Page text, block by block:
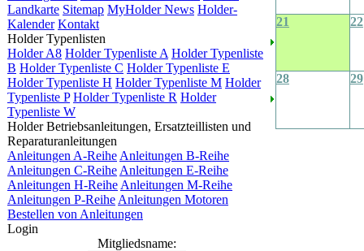
Landkarte Sitemap MyHolder News Holder-
Kalender Kontakt
Holder Typenlisten
Holder A8 Holder Typenliste A Holder Typenliste
B Holder Typenliste C Holder Typenliste E
Holder Typenliste H Holder Typenliste M Holder
Typenliste P Holder Typenliste R Holder
Typenliste W
Holder Betriebsanleitungen, Ersatzteillisten und
Reparaturanleitungen
Anleitungen A-Reihe Anleitungen B-Reihe
Anleitungen C-Reihe Anleitungen E-Reihe
Anleitungen H-Reihe Anleitungen M-Reihe
Anleitungen P-Reihe Anleitungen Motoren
Bestellen von Anleitungen
Login
Mitgliedsname:
21 22
28 29